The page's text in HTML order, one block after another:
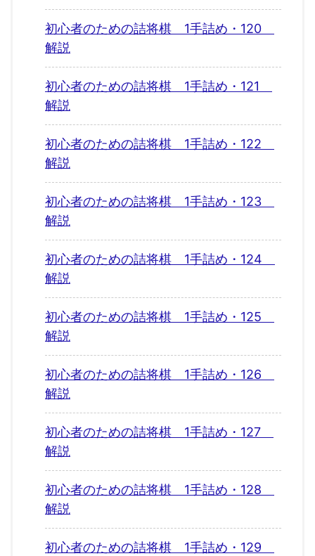
初心者のための詰将棋 1手詰め・120
解説
初心者のための詰将棋 1手詰め・121
解説
初心者のための詰将棋 1手詰め・122
解説
初心者のための詰将棋 1手詰め・123
解説
初心者のための詰将棋 1手詰め・124
解説
初心者のための詰将棋 1手詰め・125
解説
初心者のための詰将棋 1手詰め・126
解説
初心者のための詰将棋 1手詰め・127
解説
初心者のための詰将棋 1手詰め・128
解説
初心者のための詰将棋 1手詰め・129